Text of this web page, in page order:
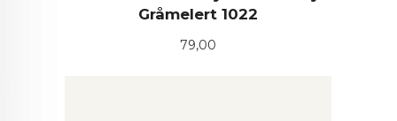
Gråmelert 1022
Pris
79,00